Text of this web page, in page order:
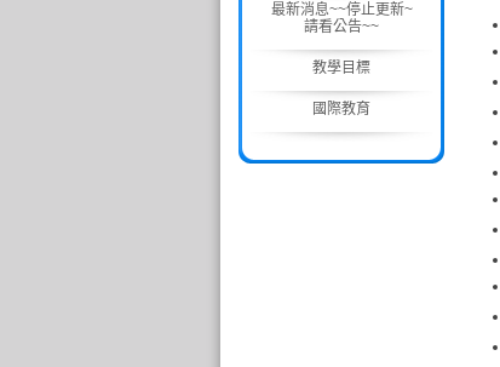
最新消息~~停止更新~
請看公告~~
教學目標
國際教育